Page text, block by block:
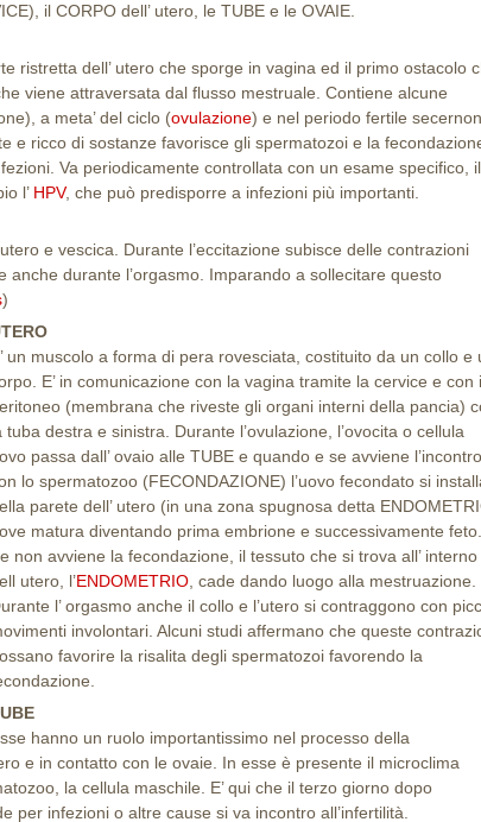
il CORPO dell’ utero, le TUBE e le OVAIE.
ristretta dell’ utero che sporge in vagina ed il primo ostacolo
viene attraversata dal flusso mestruale. Contiene alcune
a meta’ del ciclo (ovulazione) e nel periodo fertile
ricco di sostanze favorisce gli spermatozoi e la
Va periodicamente controllata con un esame specifico, il
l’ HPV, che può predisporre a infezioni più importanti.
e vescica. Durante l’eccitazione subisce delle contrazioni
durante l’orgasmo. Imparando a sollecitare questo
)
un muscolo a forma di pera rovesciata, costituito da un collo e
E’ in comunicazione con la vagina tramite la cervice e con
(membrana che riveste gli organi interni della pancia)
tuba destra e sinistra. Durante l’ovulazione, l’ovocita o cellula
passa dall’ ovaio alle TUBE e quando e se avviene l’incontro
lo spermatozoo (FECONDAZIONE) l’uovo fecondato si
parete dell’ utero (in una zona spugnosa detta
matura diventando prima embrione e successivamente feto.
non avviene la fecondazione, il tessuto che si trova all’ interno
utero, l’ENDOMETRIO , cade dando luogo alla mestruazione.
l’ orgasmo anche il collo e l’utero si contraggono con
involontari. Alcuni studi affermano che queste
favorire la risalita degli spermatozoi favorendo la
hanno un ruolo importantissimo nel processo della
e in contatto con le ovaie. In esse è presente il microclima
la cellula maschile. E’ qui che il terzo giorno dopo
per infezioni o altre cause si va incontro all’infertilità.